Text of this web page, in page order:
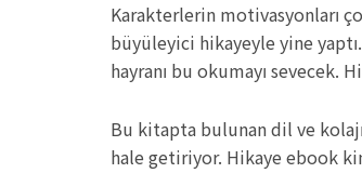
Karakterlerin motivasyonları
büyüleyici hikayeyle yine
hayranı bu okumayı sevecek.
Bu kitapta bulunan dil ve
hale getiriyor. Hikaye ebook